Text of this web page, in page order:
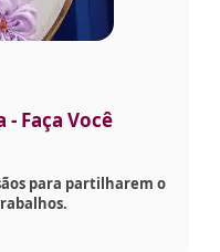
Faça Você
para partilharem o